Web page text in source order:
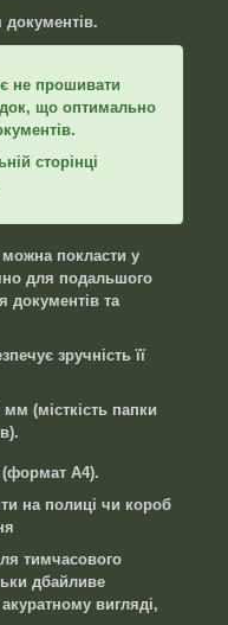
документів.
не прошивати
що оптимально
сторінці
покласти у
для подальшого
документів та
зручність її
(місткість папки
А4).
на полиці чи короб
тимчасового
дбайливе
вигляді,